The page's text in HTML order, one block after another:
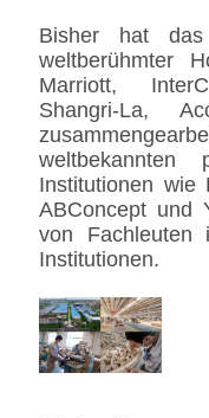
Bisher hat das
weltberühmter
Marriott,
Shangri-La,
weltbekannten
Institutionen wie
ABConcept und
von Fachleuten
Institutionen.